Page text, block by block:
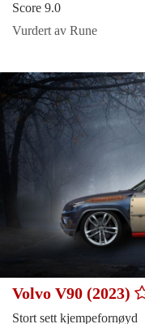
Score 9.0
Vurdert av Rune
Volvo V90 (2023)
Stort sett kjempefornøyd